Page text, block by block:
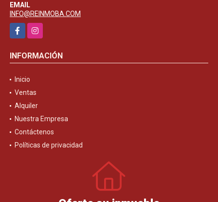
EMAIL
INFO@REINMOBA.COM
FacebookInstagram
INFORMACIÓN
Inicio
Ventas
Alquiler
Nuestra Empresa
Contáctenos
Políticas de privacidad